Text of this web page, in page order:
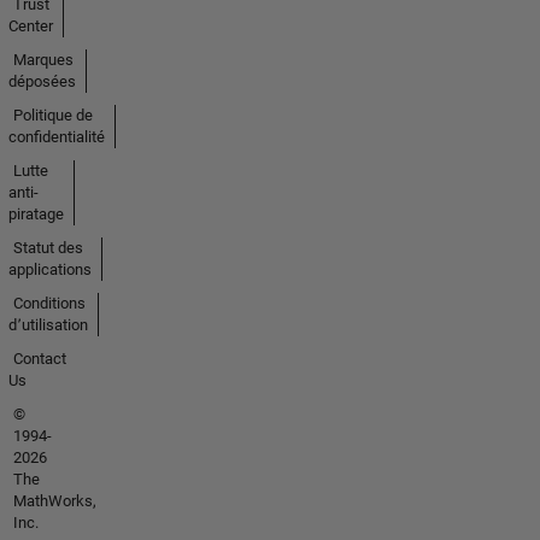
Trust
Center
Marques
déposées
Politique de
confidentialité
Lutte
anti-
piratage
Statut des
applications
Conditions
d՚utilisation
Contact
Us
©
1994-
2026
The
MathWorks,
Inc.